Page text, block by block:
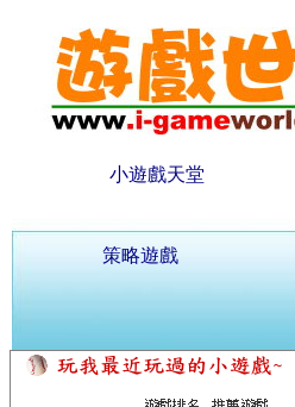
小遊戲天堂
策略遊戲